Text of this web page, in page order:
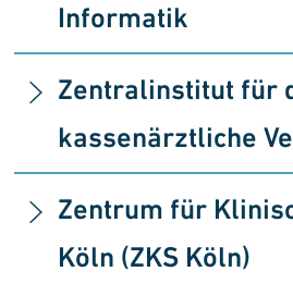
Informatik
Zentralinstitut für
kassenärztliche
Zentrum für
Köln (ZKS Köln)